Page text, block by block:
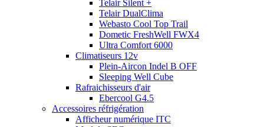
Telair Silent +
Telair DualClima
Webasto Cool Top Trail
Dometic FreshWell FWX4
Ultra Comfort 6000
Climatiseurs 12v
Plein-Aircon Indel B OFF
Sleeping Well Cube
Rafraichisseurs d'air
Ebercool G4.5
Accessoires réfrigération
Afficheur numérique ITC